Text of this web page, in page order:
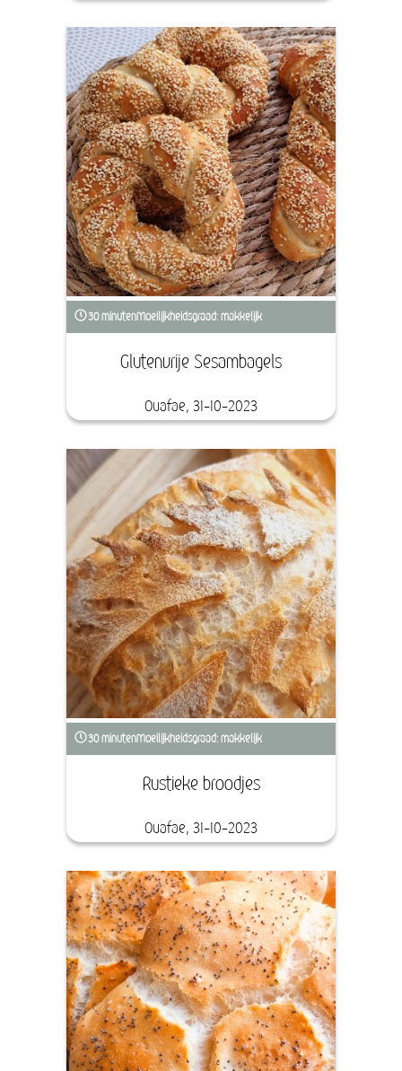
30 minutenMoeilijkheidsgraad: makkelijk
Glutenvrije Sesambagels
Ouafae, 31-10-2023
30 minutenMoeilijkheidsgraad: makkelijk
Rustieke broodjes
Ouafae, 31-10-2023